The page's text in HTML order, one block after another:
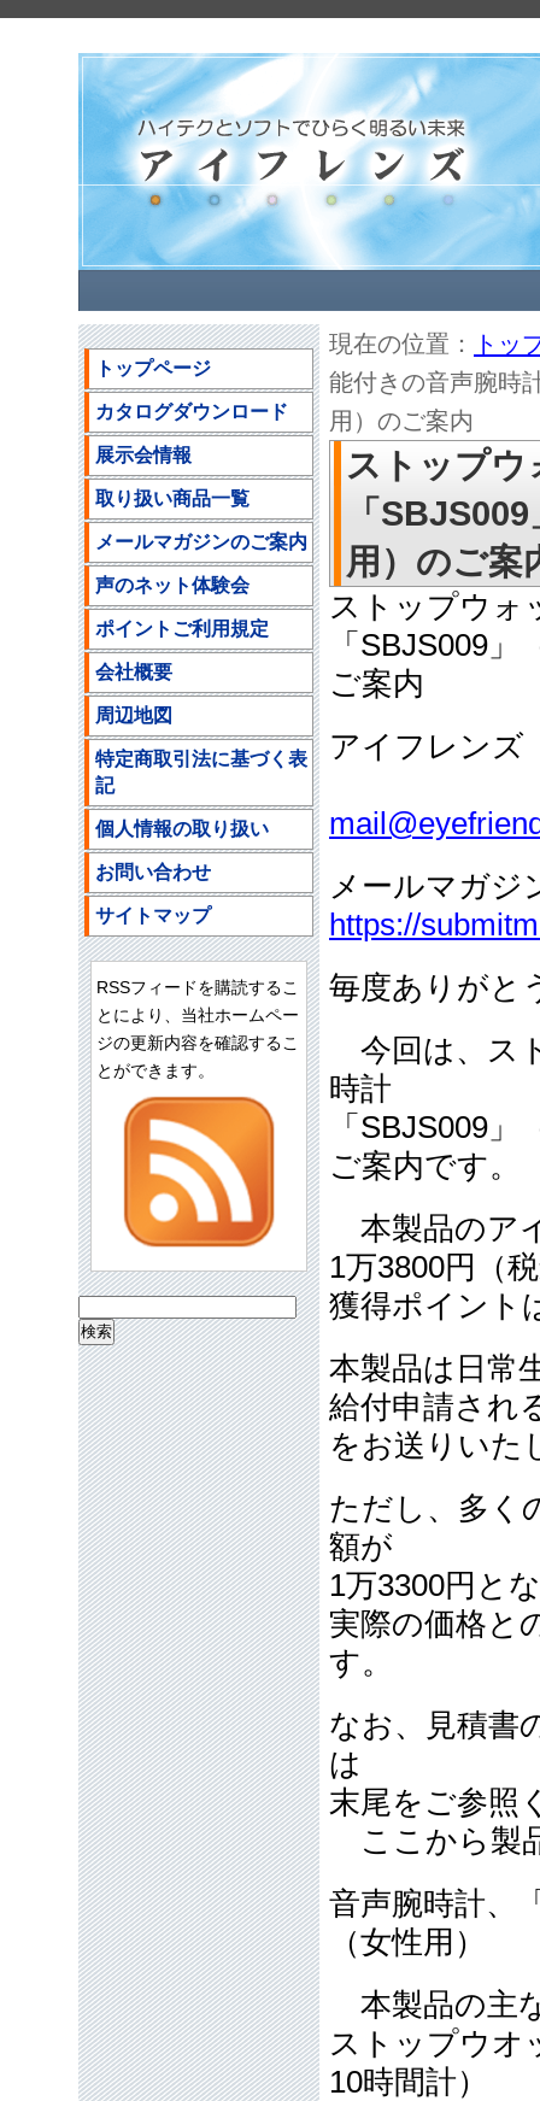
現在の位置：
トッ
能付きの音声腕時
用）のご案内
ストップウ
「
用）のご案
ストップウォ
「SBJS009
ご案内
アイフレン
メールマガジ
https://
毎度ありがと
今回は、ス
時計
「SBJS009
ご案内です。
本製品のア
1万3800円（
獲得ポイント
本製品は日常
給付申請され
をお送りいた
ただし、多く
額が
1万3300円と
実際の価格と
す。
なお、見積書
は
末尾をご参照
ここから製
音声腕時計、
（女性用）
本製品の主
ストップウオ
10時間計）
トップページ
カタログダウンロード
展示会情報
取り扱い商品一覧
メールマガジンのご案内
声のネット体験会
ポイントご利用規定
会社概要
周辺地図
特定商取引法に基づく表
記
個人情報の取り扱い
お問い合わせ
サイトマップ
RSSフィードを購読するこ
とにより、当社ホームペー
ジの更新内容を確認するこ
とができます。
索: